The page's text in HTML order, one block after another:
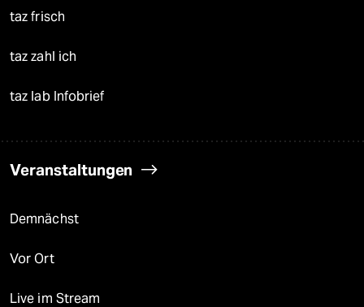
taz frisch
taz zahl ich
taz lab Infobrief
Veranstaltungen
Demnächst
Vor Ort
Live im Stream